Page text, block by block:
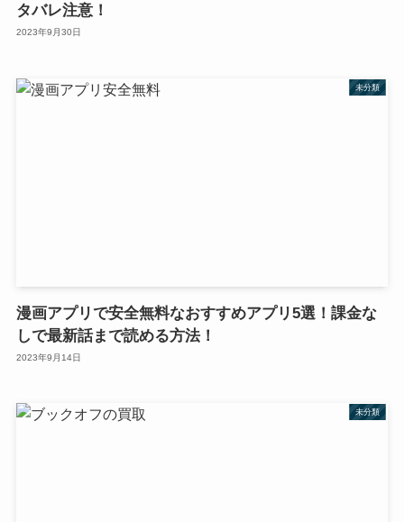
タバレ注意！
2023年9月30日
未分類
漫画アプリで安全無料なおすすめアプリ5選！課金な
しで最新話まで読める方法！
2023年9月14日
未分類